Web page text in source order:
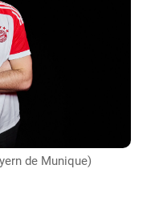
de Munique)